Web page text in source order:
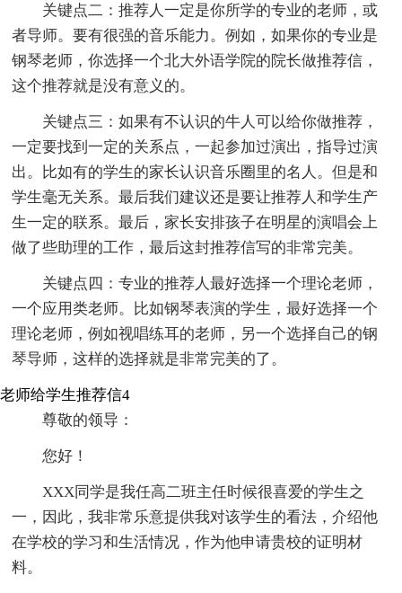
关键点二：推荐人一定是你所学的专业的老师，或
者导师。要有很强的音乐能力。例如，如果你的专业是
钢琴老师，你选择一个北大外语学院的院长做推荐信，
这个推荐就是没有意义的。
关键点三：如果有不认识的牛人可以给你做推荐，
一定要找到一定的关系点，一起参加过演出，指导过演
出。比如有的学生的家长认识音乐圈里的名人。但是和
学生毫无关系。最后我们建议还是要让推荐人和学生产
生一定的联系。最后，家长安排孩子在明星的演唱会上
做了些助理的工作，最后这封推荐信写的非常完美。
关键点四：专业的推荐人最好选择一个理论老师，
一个应用类老师。比如钢琴表演的学生，最好选择一个
理论老师，例如视唱练耳的老师，另一个选择自己的钢
琴导师，这样的选择就是非常完美的了。
老师给学生推荐信4
尊敬的领导：
您好！
XXX同学是我任高二班主任时候很喜爱的学生之
一，因此，我非常乐意提供我对该学生的看法，介绍他
在学校的学习和生活情况，作为他申请贵校的证明材
料。